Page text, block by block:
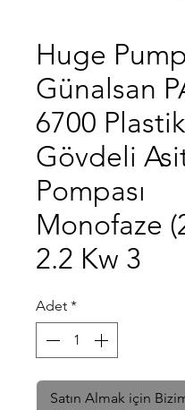
Huge
Günalsan
6700 Plastik
Gövdeli
Pompası
Monofaze
2.2 Kw 3
Adet *
Satın Almak için